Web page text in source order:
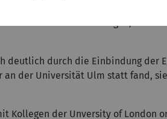
dem Trading-Room verbundene
Niveau hervorzubringen, die
deutlich durch die Einbindung
an der Universität Ulm statt fand,
Kollegen der Unversity of London